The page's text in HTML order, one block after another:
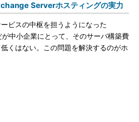
Serverホスティングの実力
ビスの中枢を担うようになった
中小企業にとって、そのサーバ構築費
くはない。この問題を解決するのがホ